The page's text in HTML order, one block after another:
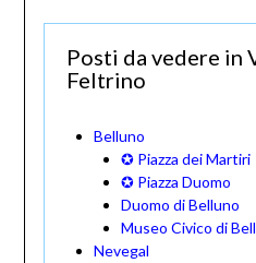
Posti da vedere in
Feltrino
Belluno
✪ Piazza dei Martiri
✪ Piazza Duomo
Duomo di Belluno
Museo Civico di
Nevegal